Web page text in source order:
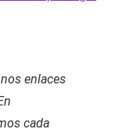
enlaces
cada